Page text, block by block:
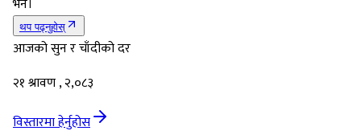
भने।
थप पढ्नुहोस्
आजको सुन र चाँदीको दर
२१ श्रावण , २,०८३
विस्तारमा हेर्नुहोस